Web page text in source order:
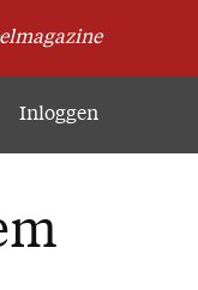
Inloggen